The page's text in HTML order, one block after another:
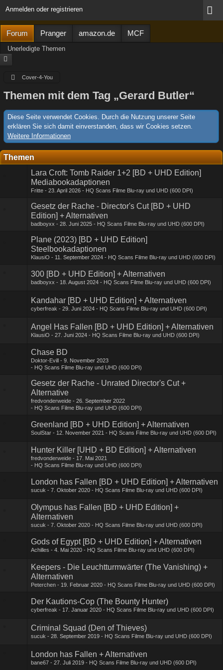
Anmelden oder registrieren
Forum Pranger amazon.de MCF
Unerledigte Themen
Cover-4-You
Themen mit dem Tag „Gerard Butler“
Diese Seite verwendet Cookies. Durch die Nutzung unserer Seite
erklären Sie sich damit einverstanden, dass wir Cookies setzen.
Weitere Informationen
Themen
Lara Croft: Tomb Raider 1+2 [BD + UHD Edition]
Mediabookadaptionen
Fritte 23. April 2026 HQ Scans Filme Blu-ray und UHD (600 DPI)
Gesetz der Rache - Director's Cut [BD + UHD
Edition] + Alternativen
badboyxx 28. Juni 2025 HQ Scans Filme Blu-ray und UHD (600 DPI)
Plane (2023) [BD + UHD Edition]
Steelbookadaptionen
KlausiO 11. September 2024 HQ Scans Filme Blu-ray und UHD (600 DPI)
300 [BD + UHD Edition] + Alternativen
badboyxx 18. August 2024 HQ Scans Filme Blu-ray und UHD (600 DPI)
Kandahar [BD + UHD Edition] + Alternativen
cyberfreak 29. Juni 2024 HQ Scans Filme Blu-ray und UHD (600 DPI)
Angel Has Fallen [BD + UHD Edition] + Alternativen
KlausiO 27. Juni 2024 HQ Scans Filme Blu-ray und UHD (600 DPI)
Chase BD
Doktor-Evill
9. November 2023
HQ Scans Filme Blu-ray und UHD (600 DPI)
Gesetz der Rache - Unrated Director's Cut +
Alternative
fredvonderweide
26. September 2022
HQ Scans Filme Blu-ray und UHD (600 DPI)
Greenland [BD + UHD Edition] + Alternativen
SoulStar 12. November 2021 HQ Scans Filme Blu-ray und UHD (600 DPI)
Hunter Killer [UHD + BD Edition] + Alternativen
fredvonderweide
17. Mai 2021
HQ Scans Filme Blu-ray und UHD (600 DPI)
London has Fallen [BD + UHD Edition] + Alternativen
sucuk 7. Oktober 2020 HQ Scans Filme Blu-ray und UHD (600 DPI)
Olympus has Fallen [BD + UHD Edition] +
Alternativen
sucuk 7. Oktober 2020 HQ Scans Filme Blu-ray und UHD (600 DPI)
Gods of Egypt [BD + UHD Edition] + Alternativen
Achilles 4. Mai 2020 HQ Scans Filme Blu-ray und UHD (600 DPI)
Keepers - Die Leuchtturmwärter (The Vanishing) +
Alternativen
Peterchen 19. Februar 2020 HQ Scans Filme Blu-ray und UHD (600 DPI)
Der Kautions-Cop (The Bounty Hunter)
cyberfreak 17. Januar 2020 HQ Scans Filme Blu-ray und UHD (600 DPI)
Criminal Squad (Den of Thieves)
sucuk 28. September 2019 HQ Scans Filme Blu-ray und UHD (600 DPI)
London has Fallen + Alternativen
bane67 27. Juli 2019 HQ Scans Filme Blu-ray und UHD (600 DPI)